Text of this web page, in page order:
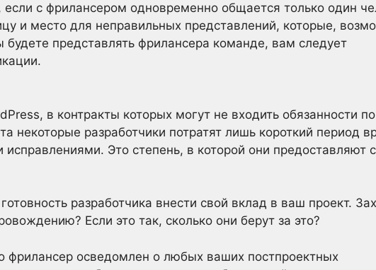
если с фрилансером одновременно общается только один
и место для неправильных представлений, которые,
представлять фрилансера команде, вам следует
в контракты которых могут не входить обязанности по
некоторые разработчики потратят лишь короткий период
Это степень, в которой они предоставляют
разработчика внести свой вклад в ваш проект.
Если это так, сколько они берут за это?
фрилансер осведомлен о любых ваших постпроектных